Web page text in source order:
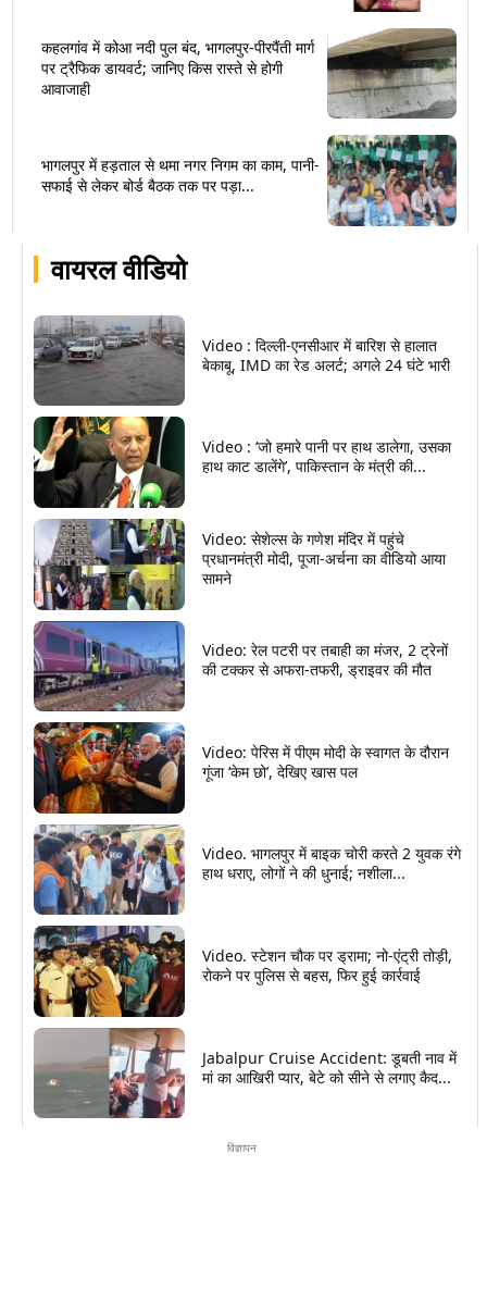
वायरल वीडियो
Video : दिल्ली-एनसीआर में बारिश से हालात
बेकाबू, IMD का रेड अलर्ट; अगले 24 घंटे भारी
Video : ‘जो हमारे पानी पर हाथ डालेगा, उसका
हाथ काट डालेंगे’, पाकिस्तान के मंत्री की...
Video: सेशेल्स के गणेश मंदिर में पहुंचे
प्रधानमंत्री मोदी, पूजा-अर्चना का वीडियो आया
सामने
Video: रेल पटरी पर तबाही का मंजर, 2 ट्रेनों
की टक्कर से अफरा-तफरी, ड्राइवर की मौत
Video: पेरिस में पीएम मोदी के स्वागत के दौरान
गूंजा ‘केम छो’, देखिए खास पल
Video. भागलपुर में बाइक चोरी करते 2 युवक रंगे
हाथ धराए, लोगों ने की धुनाई; नशीला...
Video. स्टेशन चौक पर ड्रामा; नो-एंट्री तोड़ी,
रोकने पर पुलिस से बहस, फिर हुई कार्रवाई
Jabalpur Cruise Accident: डूबती नाव में
मां का आखिरी प्यार, बेटे को सीने से लगाए कैद...
कहलगांव में कोआ नदी पुल बंद, भागलपुर-पीरपैंती मार्ग
पर ट्रैफिक डायवर्ट; जानिए किस रास्ते से होगी
आवाजाही
भागलपुर में हड़ताल से थमा नगर निगम का काम, पानी-
सफाई से लेकर बोर्ड बैठक तक पर पड़ा...
विज्ञापन